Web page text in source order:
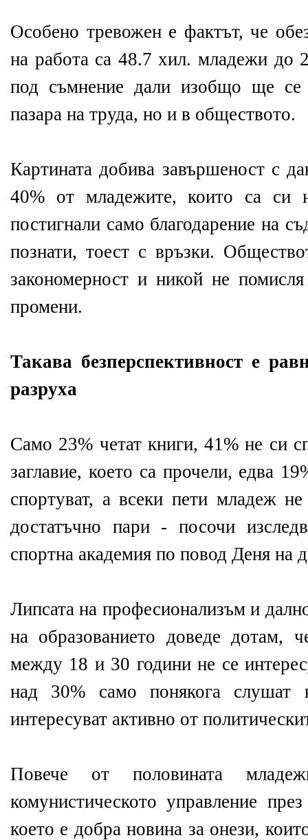
Особено тревожен е фактът, че
на работа са 48.7 хил. младежи до
под съмнение дали изобщо ще се
пазара на труда, но и в обществото.
Картината добива завършеност с
40% от младежите, които са си
постигнали само благодарение на
познати, тоест с връзки.
закономерност и никой не
промени.
Такава безперспективност е
разруха
Само 23% четат книги, 41% не си
заглавие, което са прочели, едва
спортуват, а всеки пети младеж
достатъчно пари - посочи
спортна академия по повод Деня на
Липсата на професионализъм и
на образованието доведе дотам,
между 18 и 30 години не се
над 30% само понякога
интересуват активно от
Повече от половината
комунистическото управление
което е добра новина за онези,